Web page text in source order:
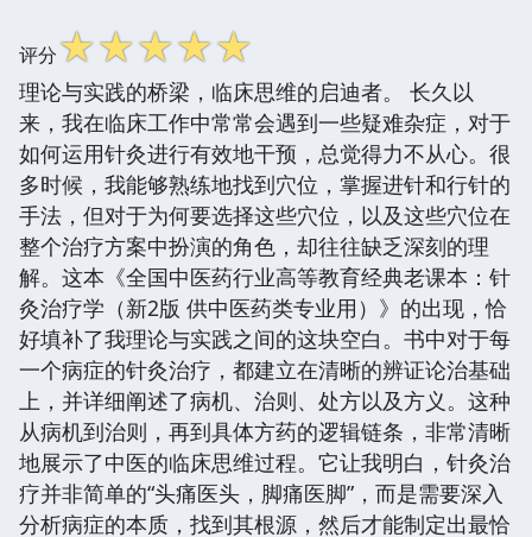
评分☆☆☆☆☆
理论与实践的桥梁，临床思维的启迪者。 长久以
来，我在临床工作中常常会遇到一些疑难杂症，对于
如何运用针灸进行有效地干预，总觉得力不从心。很
多时候，我能够熟练地找到穴位，掌握进针和行针的
手法，但对于为何要选择这些穴位，以及这些穴位在
整个治疗方案中扮演的角色，却往往缺乏深刻的理
解。这本《全国中医药行业高等教育经典老课本：针
灸治疗学（新2版 供中医药类专业用）》的出现，恰
好填补了我理论与实践之间的这块空白。书中对于每
一个病症的针灸治疗，都建立在清晰的辨证论治基础
上，并详细阐述了病机、治则、处方以及方义。这种
从病机到治则，再到具体方药的逻辑链条，非常清晰
地展示了中医的临床思维过程。它让我明白，针灸治
疗并非简单的“头痛医头，脚痛医脚”，而是需要深入
分析病症的本质，找到其根源，然后才能制定出最恰